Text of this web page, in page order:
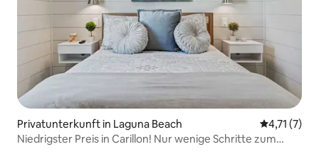
Privatunterkunft in Laguna Beach
4,71 (7)
Niedrigster Preis in Carillon! Nur wenige Schritte zum